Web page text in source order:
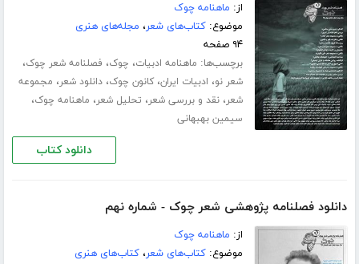
از: ماهنامه چوک
موضوع:کتاب‌های شعر، مجله‌های هنری
۹۴ صفحه
برچسب‌ها: ماهنامه ادبیات، چوک، فصلنامه شعر چوک،
شعر نو، ادبیات ایران،کانون چوک،دانلود شعر، مجموعه
شعر،نقد و بررسی شعر، تحلیل شعر، ماهنامه چوک،
سیمین بهبهانی
دانلود کتاب
دانلود فصلنامه پژوهشی شعر چوک - شماره نهم
از: ماهنامه چوک
موضوع:کتاب‌های شعر،کتاب‌های هنری